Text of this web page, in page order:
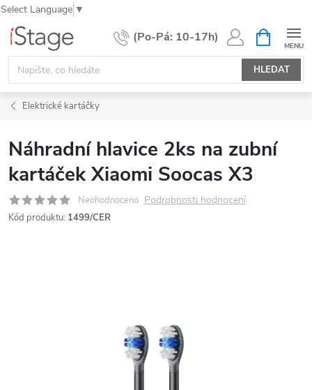
Select Language ▼
Přejít
obsah
HLEDAT
NÁKUPNÍ
KOŠÍK
Elektrické kartáčky
Náhradní hlavice 2ks na zubní
kartáček Xiaomi Soocas X3
Neohodnoceno Podrobnosti hodnocení
Kód produktu: 1499/CER